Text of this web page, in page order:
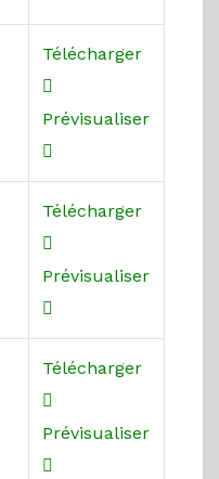
Télécharger
Prévisualiser
Télécharger
Prévisualiser
Télécharger
Prévisualiser